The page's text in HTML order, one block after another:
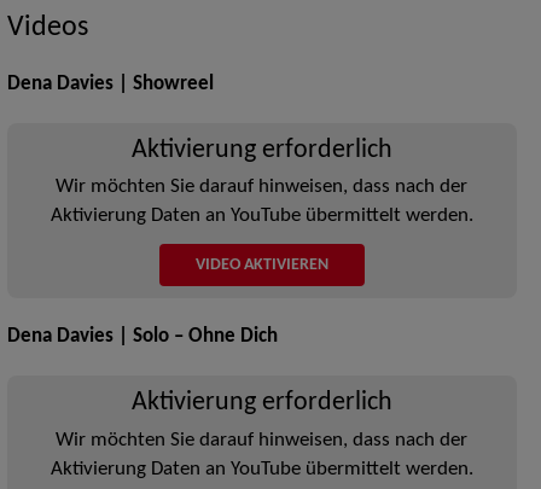
Videos
Dena Davies | Showreel
Aktivierung erforderlich
Wir möchten Sie darauf hinweisen, dass nach der
Aktivierung Daten an YouTube übermittelt werden.
VIDEO AKTIVIEREN
Dena Davies | Solo – Ohne Dich
Aktivierung erforderlich
Wir möchten Sie darauf hinweisen, dass nach der
Aktivierung Daten an YouTube übermittelt werden.